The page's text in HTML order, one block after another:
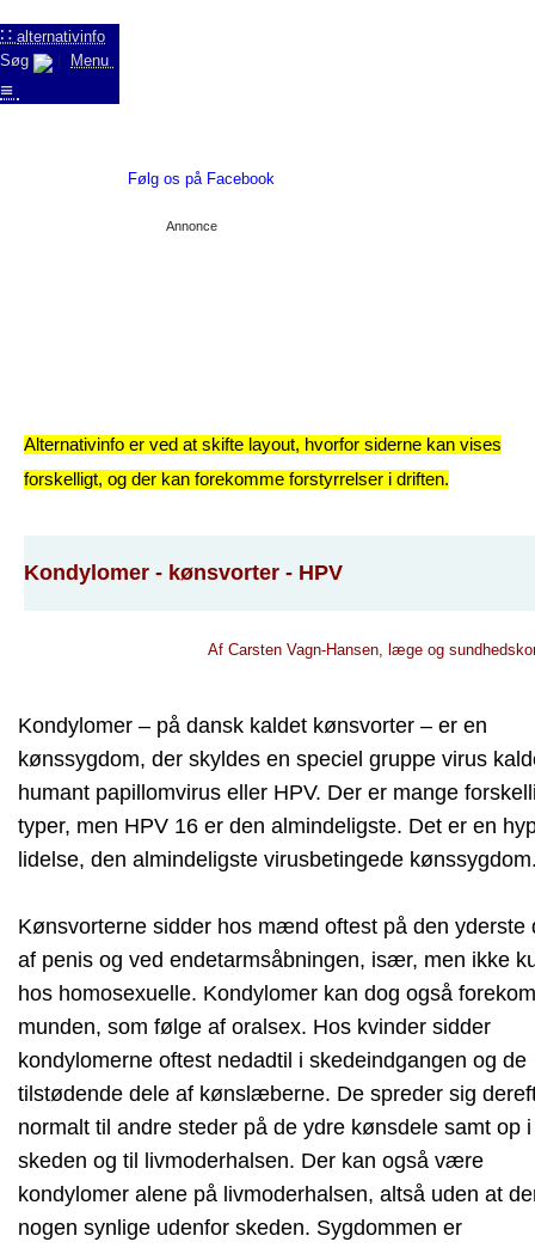
∷ alternativinfo
Søg
Menu
≡
Følg os på Facebook
Annonce
Alternativinfo er ved at skifte layout, hvorfor siderne kan vises
forskelligt, og der kan forekomme forstyrrelser i driften.
Kondylomer - kønsvorter - HPV
Af Carsten Vagn-Hansen, læge og
Kondylomer – på dansk kaldet kønsvorter – er en
kønssygdom, der skyldes en speciel gruppe virus
humant papillomvirus eller HPV. Der er mange
typer, men HPV 16 er den almindeligste. Det er en
lidelse, den almindeligste virusbetingede
Kønsvorterne sidder hos mænd oftest på den yderste
af penis og ved endetarmsåbningen, især, men ikke
hos homosexuelle. Kondylomer kan dog også
munden, som følge af oralsex. Hos kvinder sidder
kondylomerne oftest nedadtil i skedeindgangen og de
tilstødende dele af kønslæberne. De spreder sig
normalt til andre steder på de ydre kønsdele samt op i
skeden og til livmoderhalsen. Der kan også være
kondylomer alene på livmoderhalsen, altså uden at
nogen synlige udenfor skeden. Sygdommen er